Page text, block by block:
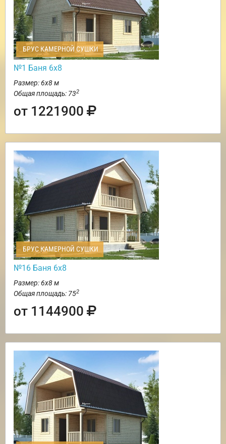
БРУС КАМЕРНОЙ СУШКИ
№1 Баня 6х8
Размер: 6х8 м
Общая площадь: 732
от 1221900
БРУС КАМЕРНОЙ СУШКИ
№16 Баня 6х8
Размер: 6х8 м
Общая площадь: 752
от 1144900